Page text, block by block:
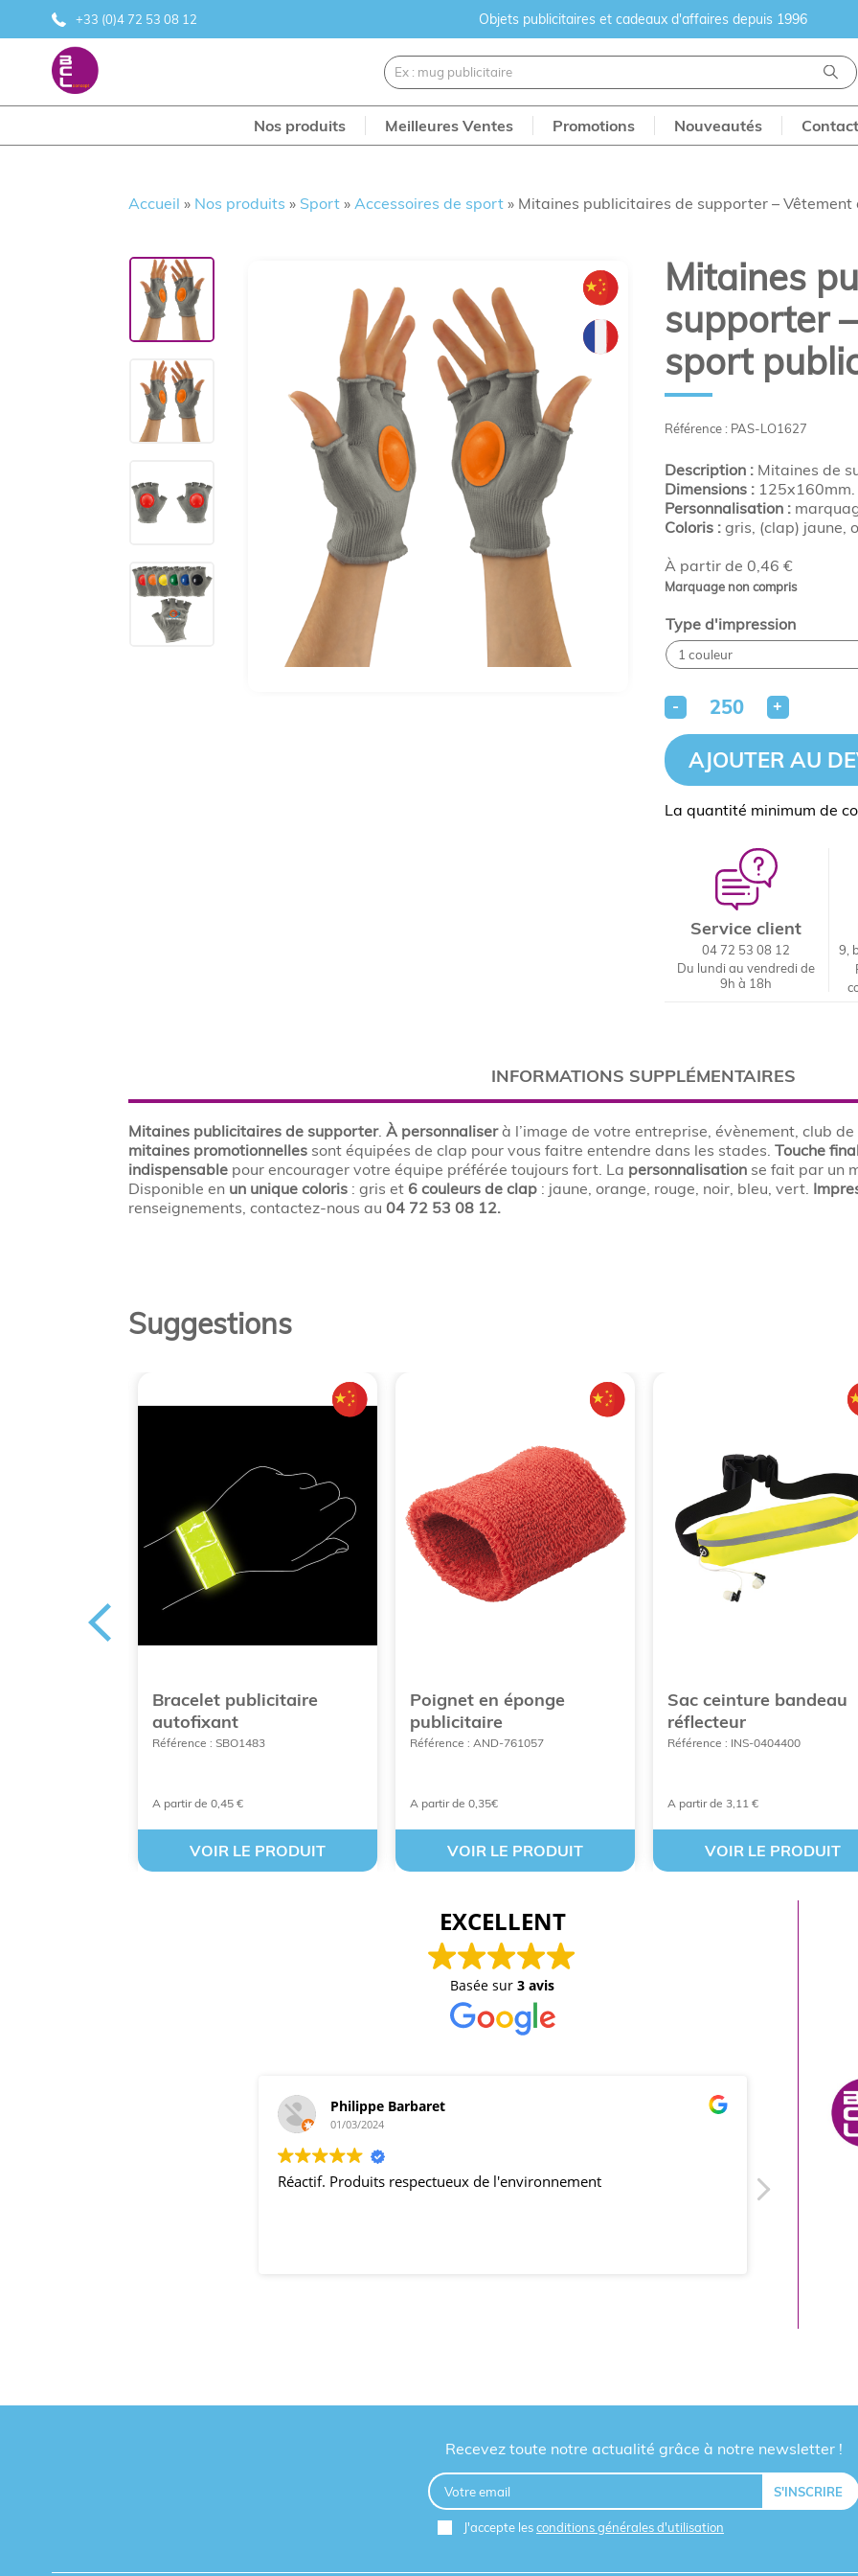
+33 (0)4 72 53 08 12 Objets publicitaires et cadeaux d'affaires depuis 1996
Nos produits Meilleures Ventes Promotions Nouveautés Contact
Accueil » Nos produits » Sport »Accessoires de sport » Mitaines publicitaires de supporter –
Référence : PAS-LO1627
À partir de 0,46 €
Marquage non compris
Mitaines
supporter
sport
Description :Mitaines de
Dimensions :125x160mm.
Personnalisation :
Coloris :gris, (clap) jaune,
Type d'impression
- +
AJOUTER AU
La quantité minimum de
Service client
04 72 53 08 12
Du lundi au vendredi de
9h à 18h
9,
INFORMATIONS SUPPLÉMENTAIRES
Mitaines publicitaires de supporter.À personnaliserà l’image de votre entreprise, évènement, club
mitaines promotionnelles sont équipées de clap pour vous faitre entendre dans les stades.Touche
indispensable pour encourager votre équipe préférée toujours fort. La personnalisation se fait par un
Disponible en un unique coloris : gris et 6 couleurs de clap : jaune, orange, rouge, noir, bleu, vert.
renseignements, contactez-nous au04 72 53 08 12.
Suggestions
Bracelet publicitaire
autofixant
Référence : SBO1483
A partir de 0,45 €
VOIR LE PRODUIT
Poignet en éponge
publicitaire
Référence : AND-761057
A partir de 0,35€
VOIR LE PRODUIT
Sac ceinture bandeau
réflecteur
Référence : INS-0404400
A partir de 3,11 €
VOIR LE PRODUIT
EXCELLENT
Basée sur3 avis
Philippe Barbaret
01/03/2024
Réactif. Produits respectueux de l'environnement
21/
Recevez toute notre actualité grâce à notre newsletter !
J'accepte lesconditions générales d'utilisation